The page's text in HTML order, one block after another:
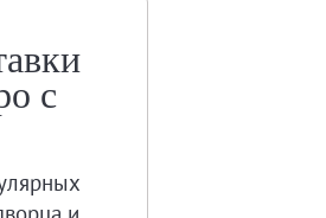
с